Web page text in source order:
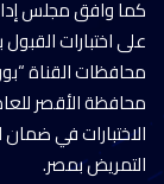
كما وافق مجلس
على اختبارات
محافظات القناة
الاختبارات في
التمريض بمصر.